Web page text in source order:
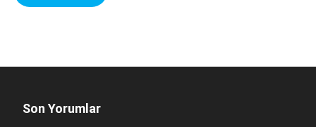
Son Yorumlar